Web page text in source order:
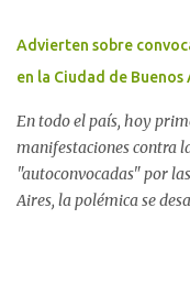
Dukal.
Carolina Aponte La
Rock Nacional.
Advierten sobre
en la Ciudad de Buenos
En todo el país, hoy
manifestaciones contra
"autoconvocadas" por
Aires, la polémica se